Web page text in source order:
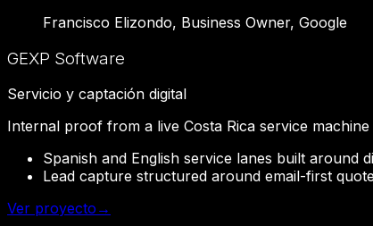
Francisco Elizondo, Business Owner, Google
GEXP Software
Servicio y captación digital
Internal proof from a live Costa Rica service
Spanish and English service lanes built around
Lead capture structured around email-first
Ver proyecto →